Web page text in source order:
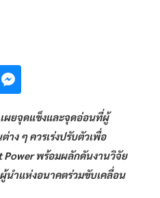
ผยจุดแข็งและจุดอ่อนที่ผู้
ง ๆ ควรเร่งปรับตัวเพื่อ
Power พร้อมผลักดันงานวิจัย
นำแห่งอนาคตร่วมขับเคลื่อน